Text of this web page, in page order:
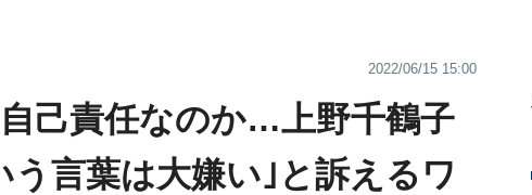
2022/06/15 15:00
己責任なのか…上野千鶴子
う言葉は大嫌い｣と訴えるワ